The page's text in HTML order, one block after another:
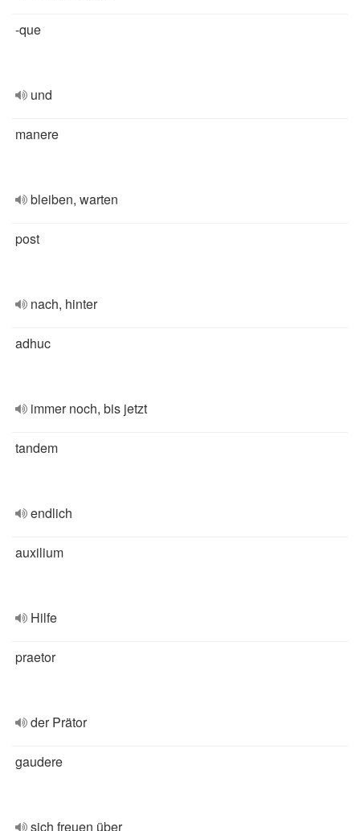
-que
und
manere
bleiben, warten
post
nach, hinter
adhuc
immer noch, bis jetzt
tandem
endlich
auxilium
Hilfe
praetor
der Prätor
gaudere
sich freuen über